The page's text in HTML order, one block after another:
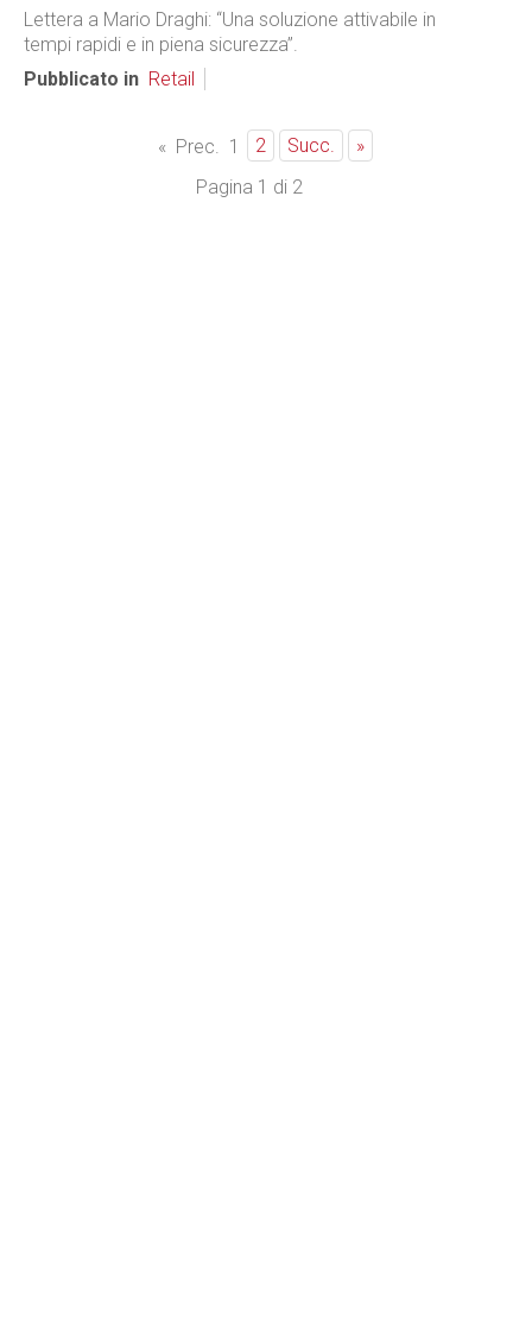
Lettera a Mario Draghi: “Una soluzione attivabile in
tempi rapidi e in piena sicurezza”.
Pubblicato in Retail
« Prec. 1 2 Succ.
»
Pagina 1 di 2